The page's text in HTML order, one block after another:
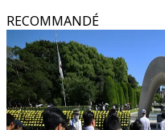
RECOMMANDÉ